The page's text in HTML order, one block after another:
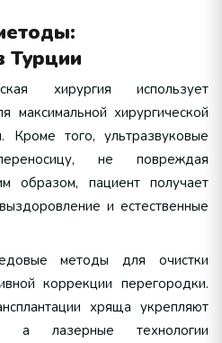
Турции
хирургия использует
максимальной хирургической
Кроме того, ультразвуковые
не повреждая
образом, пациент получает
и естественные
методы для очистки
коррекции перегородки.
хряща укрепляют
а лазерные технологии